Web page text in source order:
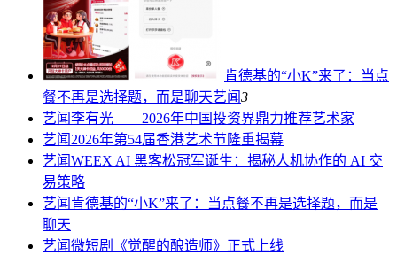
肯德基的“小K”来了：当点
餐不再是选择题，而是聊天艺闻3
艺闻李有光——2026年中国投资界鼎力推荐艺术家
艺闻2026年第54届香港艺术节隆重揭幕
艺闻WEEX AI 黑客松冠军诞生：揭秘人机协作的 AI 交
易策略
艺闻 肯德基的“小K”来了：当点餐不再是选择题，而是
聊天
艺闻微短剧《觉醒的酿造师》正式上线